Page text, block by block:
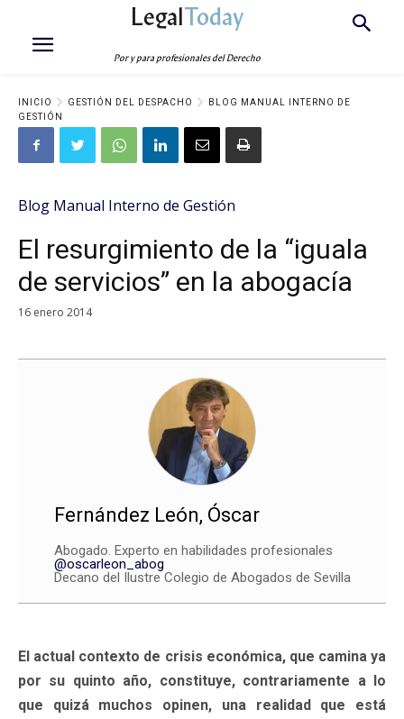
LegalToday
Por y para profesionales del Derecho
INICIO GESTIÓN DEL DESPACHO
BLOG MANUAL INTERNO DE
GESTIÓN
Blog Manual Interno de Gestión
El resurgimiento de la “iguala
de servicios” en la abogacía
16 enero 2014
Fernández León, Óscar
Abogado. Experto en habilidades profesionales
@oscarleon_abog
Decano del Ilustre Colegio de Abogados de Sevilla
El actual contexto de crisis económica, que camina ya
por su quinto año, constituye, contrariamente a lo
que quizá muchos opinen, una realidad que está